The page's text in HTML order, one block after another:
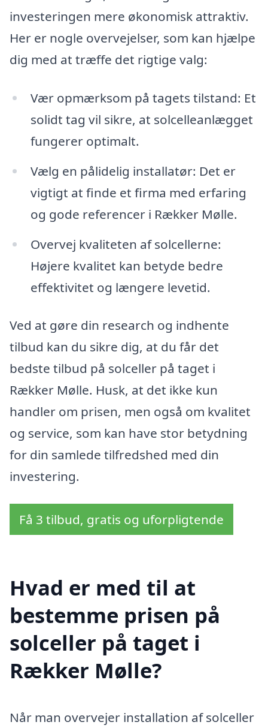
investeringen mere økonomisk attraktiv.
Her er nogle overvejelser, som kan hjælpe
dig med at træffe det rigtige valg:
Vær opmærksom på tagets tilstand: Et
solidt tag vil sikre, at solcelleanlægget
fungerer optimalt.
Vælg en pålidelig installatør: Det er
vigtigt at finde et firma med erfaring
og gode referencer i Rækker Mølle.
Overvej kvaliteten af solcellerne:
Højere kvalitet kan betyde bedre
effektivitet og længere levetid.
Ved at gøre din research og indhente
tilbud kan du sikre dig, at du får det
bedste tilbud på solceller på taget i
Rækker Mølle. Husk, at det ikke kun
handler om prisen, men også om kvalitet
og service, som kan have stor betydning
for din samlede tilfredshed med din
investering.
Få 3 tilbud, gratis og uforpligtende
Hvad er med til at
bestemme prisen på
solceller på taget i
Rækker Mølle?
Når man overvejer installation af solceller